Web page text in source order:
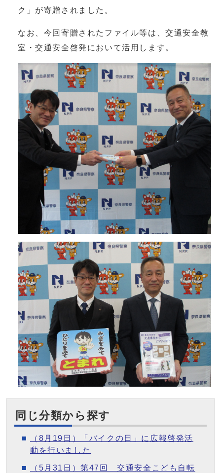
ク」が寄贈されました。
なお、今回寄贈されたファイル等は、交通安全教
室・交通安全啓発において活用します。
同じ分類から探す
（8月19日）「バイクの日」に広報啓発活
動を行いました
（5月31日）第47回 交通安全こども自転